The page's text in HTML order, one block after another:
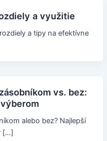
a využitie
a tipy na efektívne
vs. bez:
alebo bez? Najlepší
[…]